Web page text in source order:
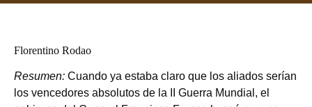
Florentino Rodao
Resumen: Cuando ya estaba claro que los aliados serían
los vencedores absolutos de la II Guerra Mundial, el